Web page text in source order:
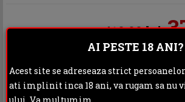
410.00 lei
comenzii
AI PESTE 18 ANI?
Acest site se adreseaza strict
ati implinit inca 18 ani, va rugam sa nu
ului. Va multumim.